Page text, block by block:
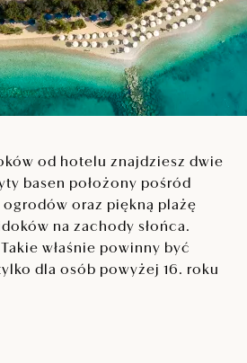
od hotelu znajdziesz dwie
basen położony pośród
oraz piękną plażę
na zachody słońca.
właśnie powinny być
dla osób powyżej 16. roku